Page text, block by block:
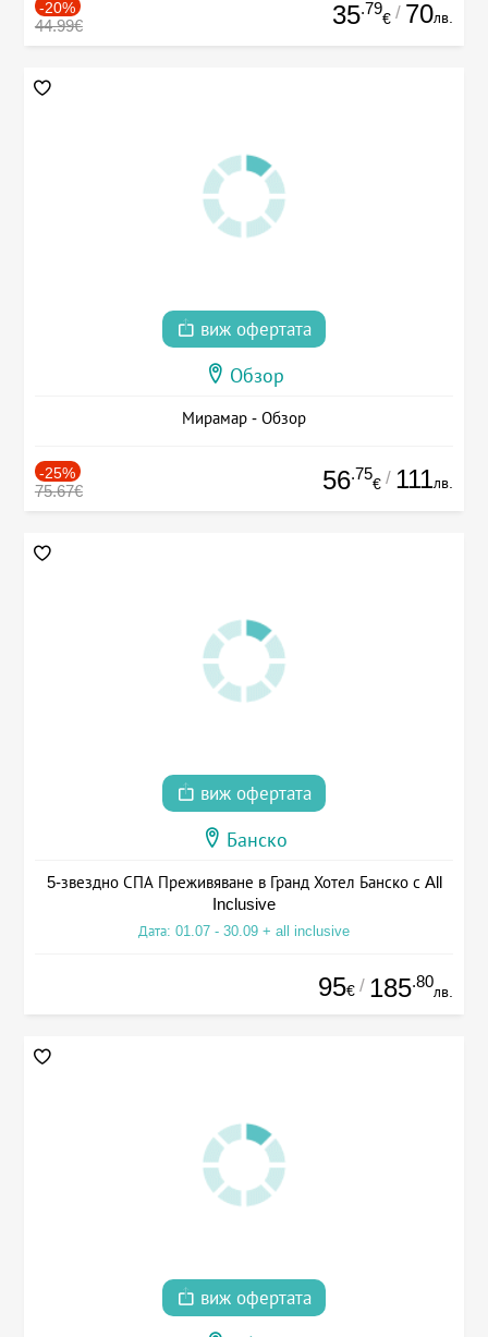
-20%
44.99€ 35.79
€ / 70лв.
виж офертата
Обзор
Мирамар - Обзор
-25%
75.67€ 56.75
€ / 111лв.
виж офертата
Банско
5-звездно СПА Преживяване в Гранд Хотел Банско с All
Inclusive
Дата: 01.07 - 30.09 + all inclusive
95€ / 185.80
лв.
виж офертата